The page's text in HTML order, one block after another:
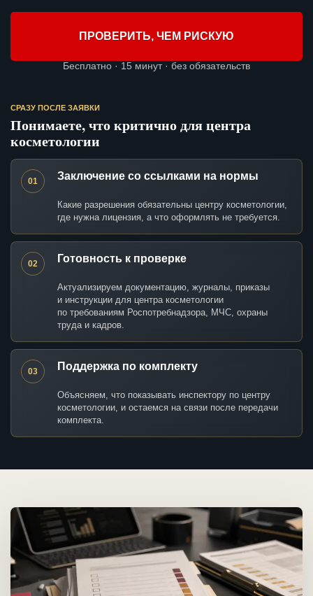
ПРОВЕРИТЬ, ЧЕМ РИСКУЮ
Бесплатно · 15 минут · без обязательств
СРАЗУ ПОСЛЕ ЗАЯВКИ
Понимаете, что критично для центра
косметологии
01 Заключение со ссылками на нормы
Какие разрешения обязательны центру косметологии,
где нужна лицензия, а что оформлять не требуется.
02 Готовность к проверке
Актуализируем документацию, журналы, приказы
и инструкции для центра косметологии
по требованиям Роспотребнадзора, МЧС, охраны
труда и кадров.
03 Поддержка по комплекту
Объясняем, что показывать инспектору по центру
косметологии, и остаемся на связи после передачи
комплекта.